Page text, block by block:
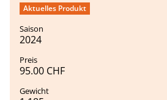
Aktuelles Produkt
2024
95.00 CHF